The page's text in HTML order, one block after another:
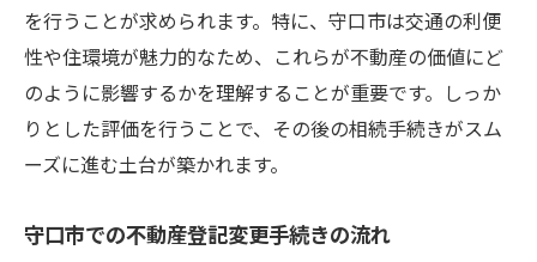
を行うことが求められます。特に、守口市は交通の利便
性や住環境が魅力的なため、これらが不動産の価値にど
のように影響するかを理解することが重要です。しっか
りとした評価を行うことで、その後の相続手続きがスム
ーズに進む土台が築かれます。
守口市での不動産登記変更手続きの流れ